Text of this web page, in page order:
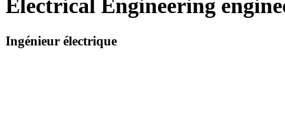
Electrical Engineering
Ingénieur électrique